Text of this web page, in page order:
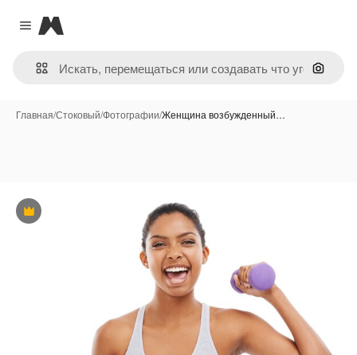
Close menu
Magnific
Поиск
Главная/Стоковый/Фотографии/Женщина возбужденный…
Премиум